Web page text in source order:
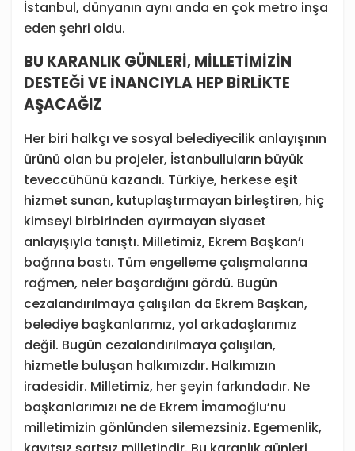
İstanbul, dünyanın aynı anda en çok metro inşa
eden şehri oldu.
BU KARANLIK GÜNLERİ, MİLLETİMİZİN
DESTEĞİ VE İNANCIYLA HEP BİRLİKTE
AŞACAĞIZ
Her biri halkçı ve sosyal belediyecilik anlayışının
ürünü olan bu projeler, İstanbulluların büyük
teveccühünü kazandı. Türkiye, herkese eşit
hizmet sunan, kutuplaştırmayan birleştiren, hiç
kimseyi birbirinden ayırmayan siyaset
anlayışıyla tanıştı. Milletimiz, Ekrem Başkan’ı
bağrına bastı. Tüm engelleme çalışmalarına
rağmen, neler başardığını gördü. Bugün
cezalandırılmaya çalışılan da Ekrem Başkan,
belediye başkanlarımız, yol arkadaşlarımız
değil. Bugün cezalandırılmaya çalışılan,
hizmetle buluşan halkımızdır. Halkımızın
iradesidir. Milletimiz, her şeyin farkındadır. Ne
başkanlarımızı ne de Ekrem İmamoğlu’nu
milletimizin gönlünden silemezsiniz. Egemenlik,